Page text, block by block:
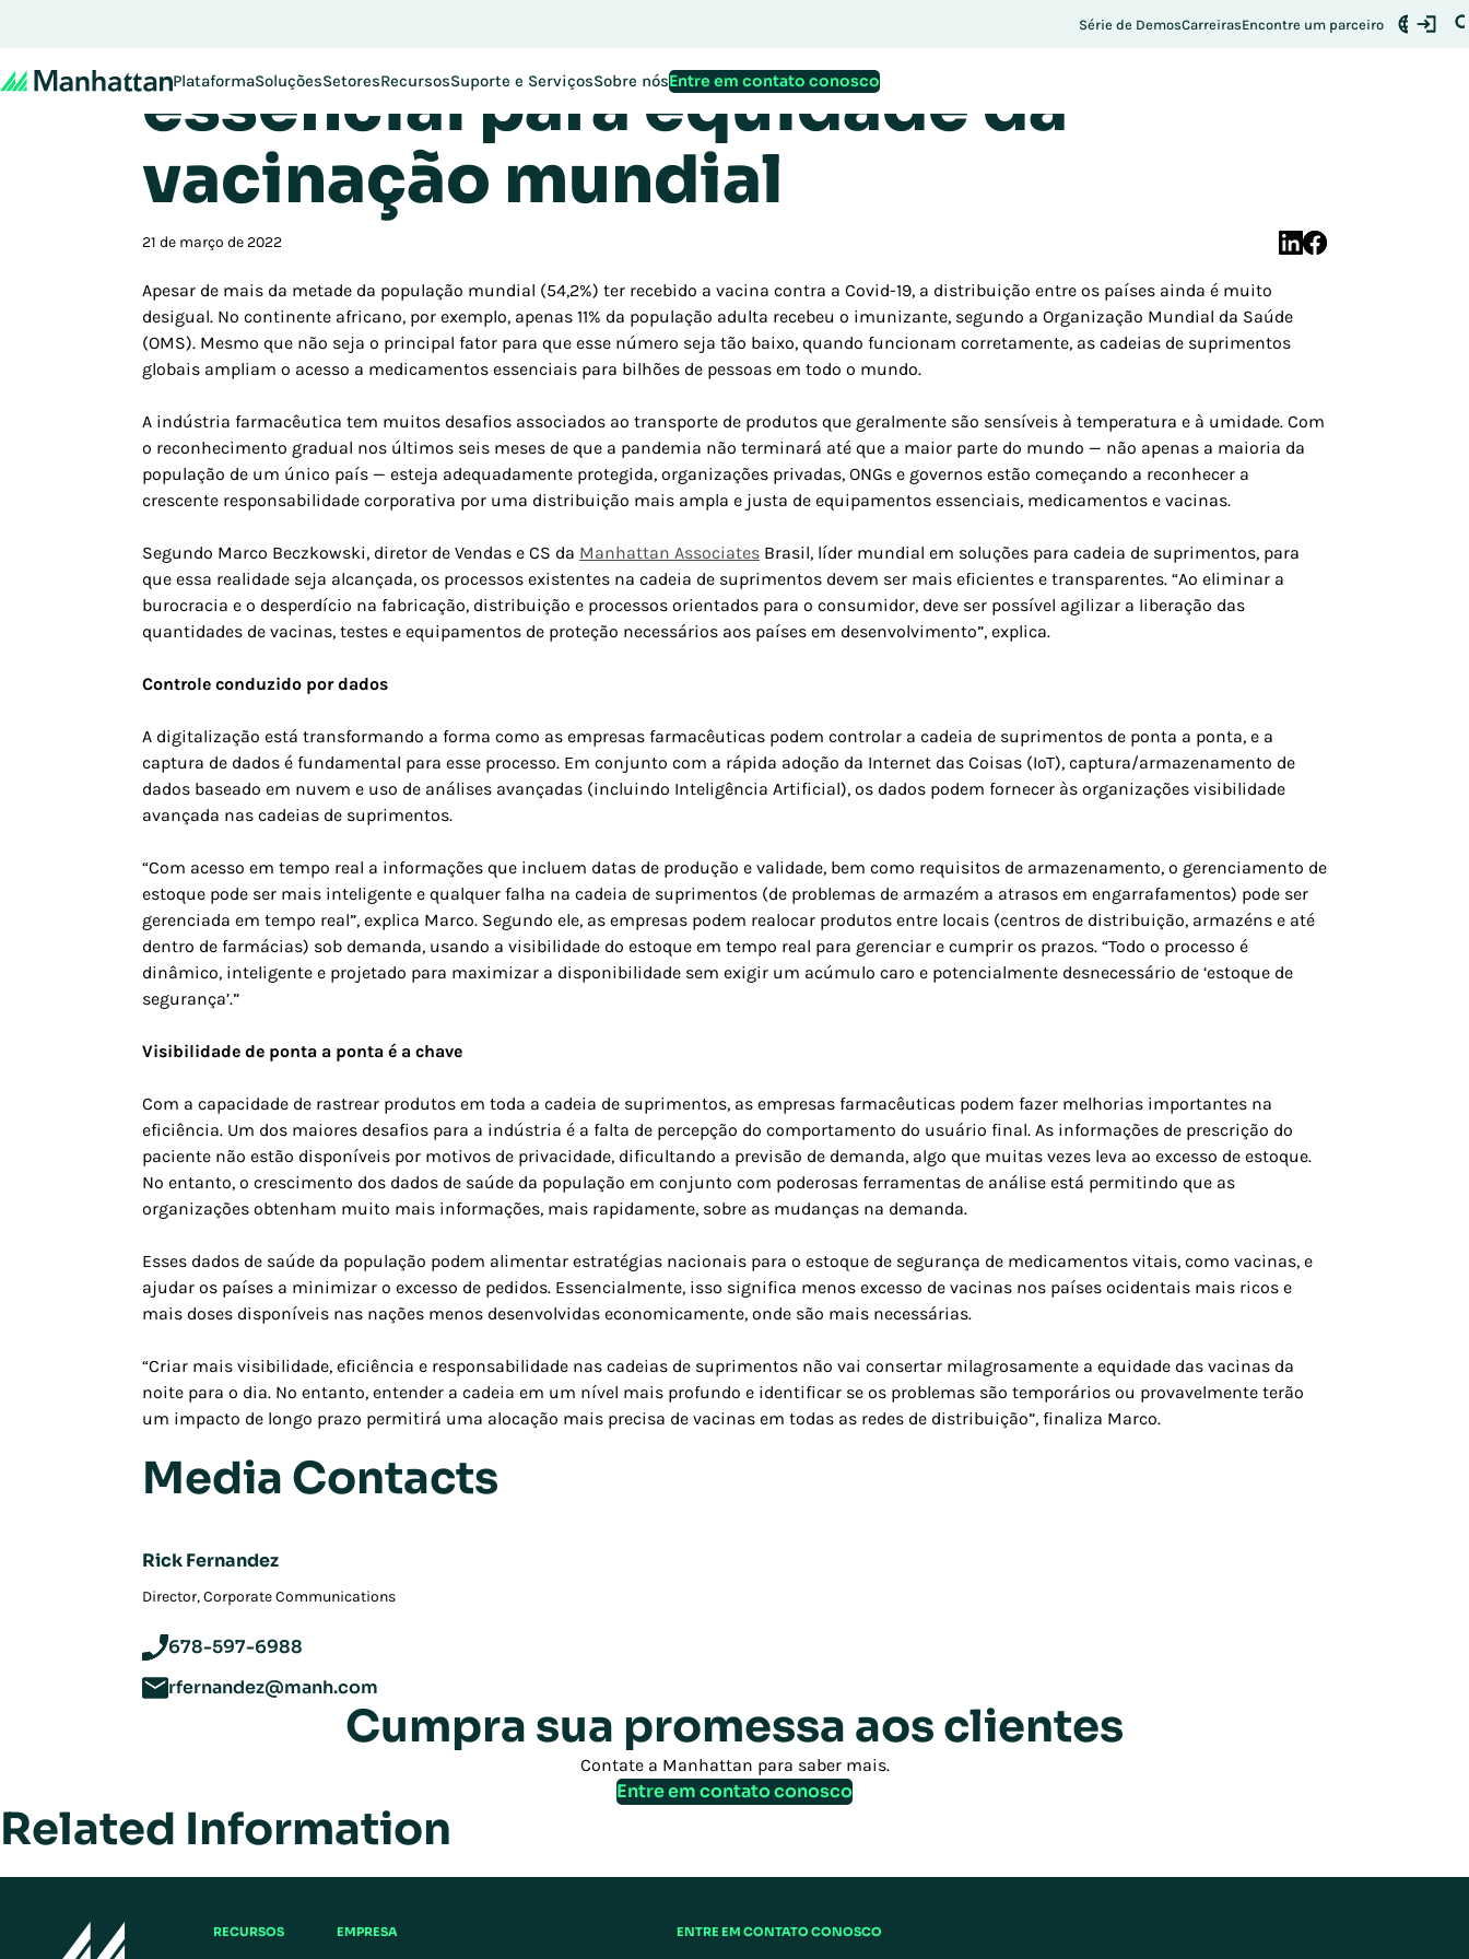
Série de DemosCarreirasEncontre um parceiro
PlataformaSoluçõesSetoresRecursosSuporte e ServiçosSobre nósEntre em contato conosco
Papel da cadeia de suprimentos é
essencial para equidade da
vacinação mundial
21 de março de 2022
Apesar de mais da metade da população mundial (54,2%) ter recebido a vacina contra a Covid-19, a distribuição entre os países ainda é muito
desigual. No continente africano, por exemplo, apenas 11% da população adulta recebeu o imunizante, segundo a Organização Mundial da Saúde
(OMS). Mesmo que não seja o principal fator para que esse número seja tão baixo, quando funcionam corretamente, as cadeias de suprimentos
globais ampliam o acesso a medicamentos essenciais para bilhões de pessoas em todo o mundo.
A indústria farmacêutica tem muitos desafios associados ao transporte de produtos que geralmente são sensíveis à temperatura e à umidade. Com
o reconhecimento gradual nos últimos seis meses de que a pandemia não terminará até que a maior parte do mundo — não apenas a maioria da
população de um único país — esteja adequadamente protegida, organizações privadas, ONGs e governos estão começando a reconhecer a
crescente responsabilidade corporativa por uma distribuição mais ampla e justa de equipamentos essenciais, medicamentos e vacinas.
Segundo Marco Beczkowski, diretor de Vendas e CS da Manhattan Associates Brasil, líder mundial em soluções para cadeia de suprimentos, para
que essa realidade seja alcançada, os processos existentes na cadeia de suprimentos devem ser mais eficientes e transparentes. “Ao eliminar a
burocracia e o desperdício na fabricação, distribuição e processos orientados para o consumidor, deve ser possível agilizar a liberação das
quantidades de vacinas, testes e equipamentos de proteção necessários aos países em desenvolvimento”, explica.
Controle conduzido por dados
A digitalização está transformando a forma como as empresas farmacêuticas podem controlar a cadeia de suprimentos de ponta a ponta, e a
captura de dados é fundamental para esse processo. Em conjunto com a rápida adoção da Internet das Coisas (IoT), captura/armazenamento de
dados baseado em nuvem e uso de análises avançadas (incluindo Inteligência Artificial), os dados podem fornecer às organizações visibilidade
avançada nas cadeias de suprimentos.
“Com acesso em tempo real a informações que incluem datas de produção e validade, bem como requisitos de armazenamento, o gerenciamento de
estoque pode ser mais inteligente e qualquer falha na cadeia de suprimentos (de problemas de armazém a atrasos em engarrafamentos) pode ser
gerenciada em tempo real”, explica Marco. Segundo ele, as empresas podem realocar produtos entre locais (centros de distribuição, armazéns e até
dentro de farmácias) sob demanda, usando a visibilidade do estoque em tempo real para gerenciar e cumprir os prazos. “Todo o processo é
dinâmico, inteligente e projetado para maximizar a disponibilidade sem exigir um acúmulo caro e potencialmente desnecessário de ‘estoque de
segurança’.”
Visibilidade de ponta a ponta é a chave
Com a capacidade de rastrear produtos em toda a cadeia de suprimentos, as empresas farmacêuticas podem fazer melhorias importantes na
eficiência. Um dos maiores desafios para a indústria é a falta de percepção do comportamento do usuário final. As informações de prescrição do
paciente não estão disponíveis por motivos de privacidade, dificultando a previsão de demanda, algo que muitas vezes leva ao excesso de estoque.
No entanto, o crescimento dos dados de saúde da população em conjunto com poderosas ferramentas de análise está permitindo que as
organizações obtenham muito mais informações, mais rapidamente, sobre as mudanças na demanda.
Esses dados de saúde da população podem alimentar estratégias nacionais para o estoque de segurança de medicamentos vitais, como vacinas, e
ajudar os países a minimizar o excesso de pedidos. Essencialmente, isso significa menos excesso de vacinas nos países ocidentais mais ricos e
mais doses disponíveis nas nações menos desenvolvidas economicamente, onde são mais necessárias.
“Criar mais visibilidade, eficiência e responsabilidade nas cadeias de suprimentos não vai consertar milagrosamente a equidade das vacinas da
noite para o dia. No entanto, entender a cadeia em um nível mais profundo e identificar se os problemas são temporários ou provavelmente terão
um impacto de longo prazo permitirá uma alocação mais precisa de vacinas em todas as redes de distribuição”, finaliza Marco.
Media Contacts
Rick Fernandez
Director, Corporate Communications
678-597-6988
rfernandez@manh.com
Cumpra sua promessa aos clientes
Contate a Manhattan para saber mais.
Entre em contato conosco
Related Information
RECURSOS EMPRESA ENTRE EM CONTATO CONOSCO